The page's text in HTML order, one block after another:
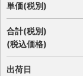
単価(税別)
合計(税別)
(税込価格)
出荷日